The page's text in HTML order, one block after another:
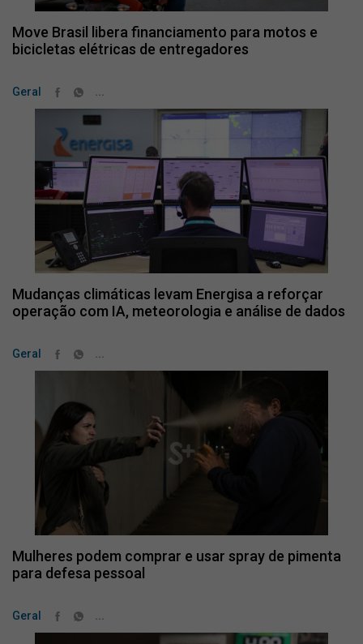
Move Brasil libera financiamento para motos e
bicicletas elétricas de entregadores
Geral ...
Mudanças climáticas levam Energisa a reforçar
operação com IA, meteorologia e análise de dados
Geral ...
Mulheres podem comprar e usar spray de pimenta
para defesa pessoal
Geral ...